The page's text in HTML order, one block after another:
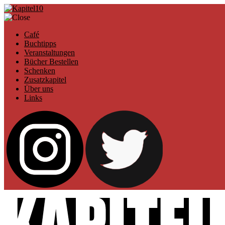
Café
Buchtipps
Veranstaltungen
Bücher Bestellen
Schenken
Zusatzkapitel
Über uns
Links